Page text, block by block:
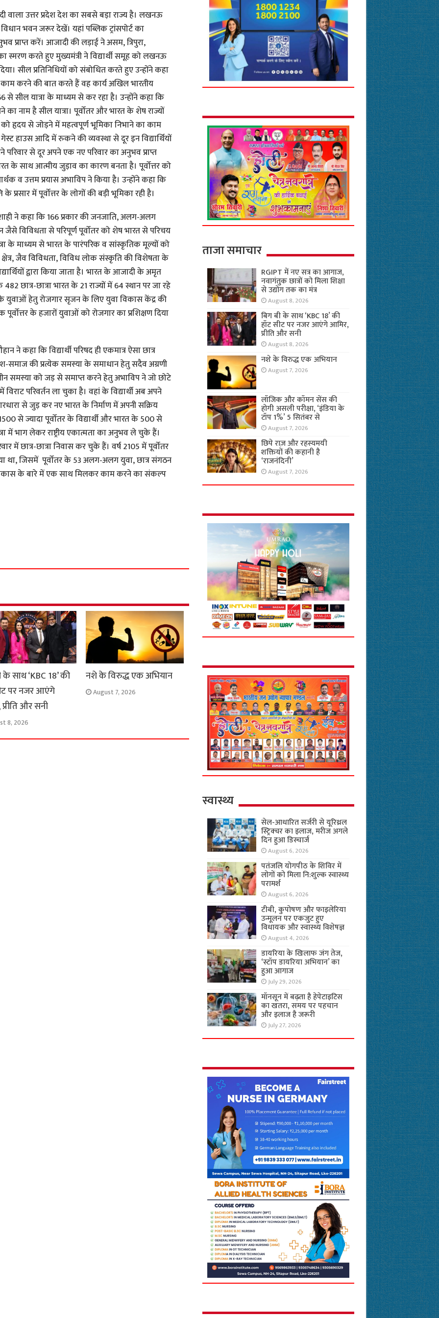
वाला उत्तर प्रदेश देश का सबसे बड़ा राज्य है। लखनऊ
भवन जरूर देखें। यहां पब्लिक ट्रांसपोर्ट का
प्राप्त करें। आजादी की लड़ाई ने असम, त्रिपुरा,
स्मरण करते हुए मुख्यमंत्री ने विद्यार्थी समूह को लखनऊ
सील प्रतिनिधियों को संबोधित करते हुए उन्होंने कहा
काम करने की बात करते हैं वह कार्य अखिल भारतीय
से सील यात्रा के माध्यम से कर रहा है। उन्होंने कहा कि
नाम है सील यात्रा। पूर्वोतर और भारत के शेष राज्यों
हृदय से जोड़ने में महत्वपूर्ण भूमिका निभाने का काम
हाउस आदि में रुकने की व्यवस्था से दूर इन विद्यार्थियों
परिवार से दूर अपने एक नए परिवार का अनुभव प्राप्त
के साथ आत्मीय जुड़ाव का कारण बनता है। पूर्वोत्तर को
व उत्तम प्रयास अभाविप ने किया है। उन्होंने कहा कि
के प्रसार में पूर्वोत्तर के लोगों की बड़ी भूमिका रही है।
शाही ने कहा कि 166 प्रकार की जनजाति, अलग-अलग
विविधता से परिपूर्ण पूर्वोतर को शेष भारत से परिचय
के माध्यम से भारत के पारंपरिक व सांस्कृतिक मूल्यों को
जैव विविधता, विविध लोक संस्कृति की विशेषता के
द्वारा किया जाता है। भारत के आजादी के अमृत
छात्र-छात्रा भारत के 21 राज्यों में 64 स्थान पर जा रहे
के युवाओं हेतु रोजगार सृजन के लिए युवा विकास केंद्र की
के हजारों युवाओं को रोजगार का प्रशिक्षण दिया
ने कहा कि विद्यार्थी परिषद ही एकमात्र ऐसा छात्र
समाज की प्रत्येक समस्या के समाधान हेतु सदैव अग्रणी
समस्या को जड़ से समाप्त करने हेतु अभाविप ने जो छोटे
विराट परिवर्तन ला चुका है। वहां के विद्यार्थी अब अपने
से जुड़ कर नए भारत के निर्माण में अपनी सक्रिय
से ज्यादा पूर्वोतर के विद्यार्थी और भारत के 500 से
में भाग लेकर राष्ट्रीय एकात्मता का अनुभव ले चुके हैं।
में छात्र-छात्रा निवास कर चुके हैं। वर्ष 2105 में पूर्वोतर
था, जिसमें पूर्वोतर के 53 अलग-अलग युवा, छात्र संगठन
के बारे में एक साथ मिलकर काम करने का संकल्प
के साथ ‘KBC 18’ की
पर नजर आएंगे
और सनी
8, 2026
नशे के विरुद्ध एक अभियान
August 7, 2026
ताजा समाचार
RGIPT में नए सत्र का आगाज,
नवागंतुक छात्रों को मिला शिक्षा
से उद्योग तक का मंत्र
August 8, 2026
बिग बी के साथ ‘KBC 18’ की
हॉट सीट पर नजर आएंगे आमिर,
प्रीति और सनी
August 8, 2026
नशे के विरुद्ध एक अभियान
August 7, 2026
लॉजिक और कॉमन सेंस की
होगी असली परीक्षा, ‘इंडिया के
टॉप 1%’ 5 सितंबर से
August 7, 2026
छिपे राज़ और रहस्यमयी
शक्तियों की कहानी है
‘राजनंदिनी’
August 7, 2026
स्वास्थ्य
सेल-आधारित सर्जरी से यूरिथ्रल
स्ट्रिक्चर का इलाज, मरीज अगले
दिन हुआ डिस्चार्ज
August 6, 2026
पतंजलि योगपीठ के शिविर में
लोगों को मिला नि:शुल्क स्वास्थ्य
परामर्श
August 6, 2026
टीबी, कुपोषण और फाइलेरिया
उन्मूलन पर एकजुट हुए
विधायक और स्वास्थ्य विशेषज्ञ
August 4, 2026
डायरिया के खिलाफ जंग तेज,
‘स्टॉप डायरिया अभियान’ का
हुआ आगाज
July 29, 2026
मॉनसून में बढ़ता है हेपेटाइटिस
का खतरा, समय पर पहचान
और इलाज है जरूरी
July 27, 2026